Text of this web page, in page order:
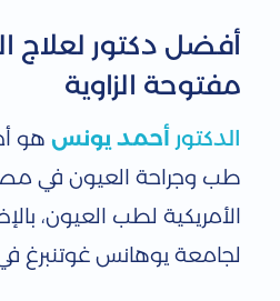
أفضل دكتور لعلاج
مفتوحة الزاوية
الدكتور أحمد يونس هو
طب وجراحة العيون في
الأمريكية لطب العيون،
لجامعة يوهانس غوتنبرغ في